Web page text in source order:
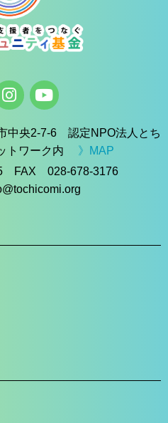
中央2-7-6 認定NPO法人とち
トワーク内 》MAP
FAX 028-678-3176